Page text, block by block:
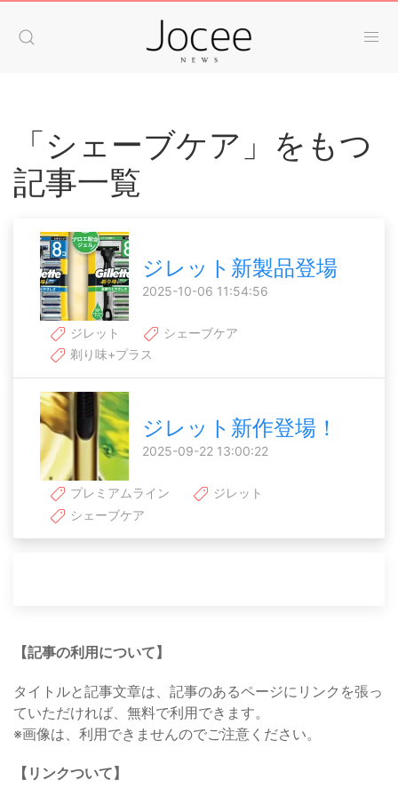
「シェーブケア」をもつ
記事一覧
ジレット新製品登場
2025-10-06 11:54:56
ジレット
シェーブケア
剃り味+プラス
ジレット新作登場！
2025-09-22 13:00:22
プレミアムライン
ジレット
シェーブケア
【記事の利用について】
タイトルと記事文章は、記事のあるページにリンクを張っ
ていただければ、無料で利用できます。
※画像は、利用できませんのでご注意ください。
【リンクついて】